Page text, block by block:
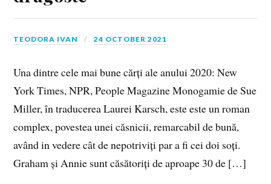
TEODORA IVAN 24 OCTOBER 2021
Una dintre cele mai bune cărți ale anului 2020: New
York Times, NPR, People Magazine Monogamie de Sue
Miller, în traducerea Laurei Karsch, este este un roman
complex, povestea unei căsnicii, remarcabil de bună,
având in vedere cât de nepotriviți par a fi cei doi soți.
Graham și Annie sunt căsătoriți de aproape 30 de […]